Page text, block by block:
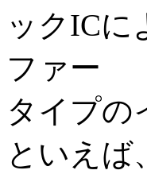
ックICに
ファー
タイプの
といえば